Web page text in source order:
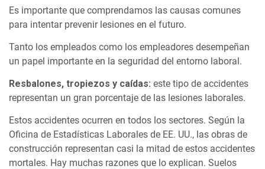
Es importante que comprendamos las causas comunes
para intentar prevenir lesiones en el futuro.
Tanto los empleados como los empleadores desempeñan
un papel importante en la seguridad del entorno laboral.
Resbalones, tropiezos y caídas: este tipo de accidentes
representan un gran porcentaje de las lesiones laborales.
Estos accidentes ocurren en todos los sectores. Según la
Oficina de Estadísticas Laborales de EE. UU., las obras de
construcción representan casi la mitad de estos accidentes
mortales. Hay muchas razones que lo explican. Suelos